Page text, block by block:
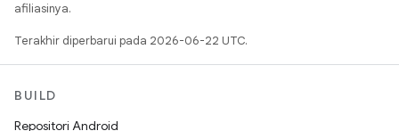
afiliasinya.
Terakhir diperbarui pada 2026-06-22 UTC.
BUILD
Repositori Android